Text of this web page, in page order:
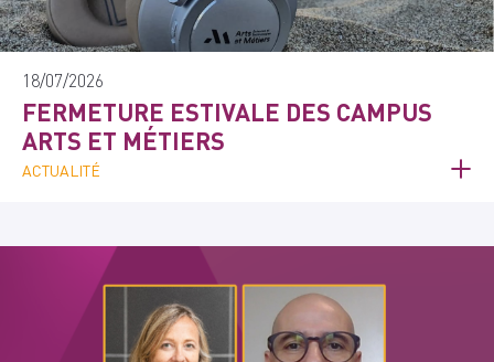
18/07/2026
FERMETURE ESTIVALE DES CAMPUS
ARTS ET MÉTIERS
ACTUALITÉ